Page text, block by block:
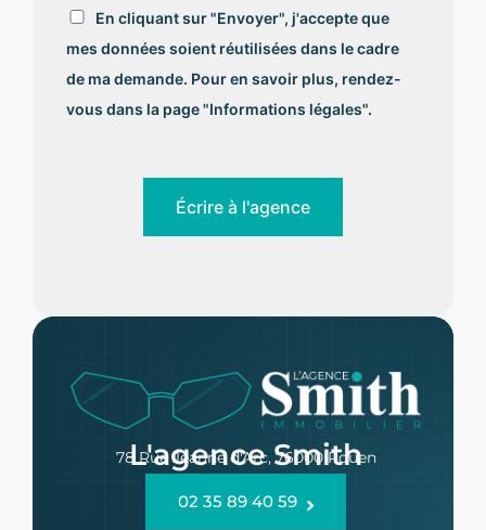
R
G
P
D
*
En cliquant sur "Envoyer", j'accepte que
mes données soient réutilisées dans le cadre
de ma demande. Pour en savoir plus, rendez-
vous dans la page "Informations légales".
Écrire à l'agence
L'agence Smith
78 Rue Jeanne d'Arc, 76000 Rouen
02 35 89 40 59